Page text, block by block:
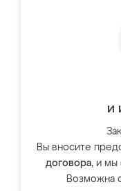
и
Вы вносите
договора, и мы
Возможна